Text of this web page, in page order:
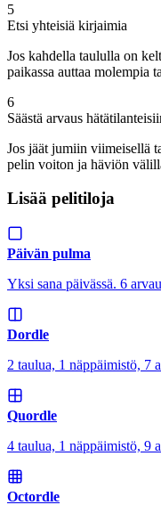
5
Etsi yhteisiä kirjaimia
Jos kahdella taululla on
paikassa auttaa molempia
6
Säästä arvaus
Jos jäät jumiin viimeisellä
pelin voiton ja häviön
Lisää pelitiloja
Päivän pulma
Yksi sana päivässä. 6
Dordle
2 taulua, 1 näppäimistö, 7
Quordle
4 taulua, 1 näppäimistö, 9
Octordle